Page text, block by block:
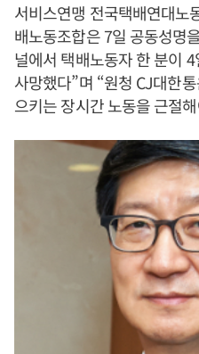
서비스연맹 전국택배연대노
배노동조합은 7일 공동성명
널에서 택배노동자 한 분이
사망했다”며 “원청 CJ대한
으키는 장시간 노동을 근절